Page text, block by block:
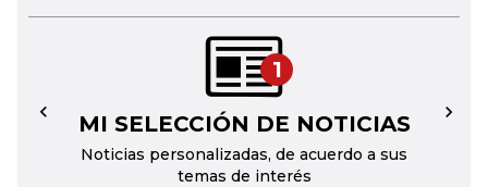
1
MI SELECCIÓN DE NOTICIAS
Noticias personalizadas, de acuerdo a sus
temas de interés
← →